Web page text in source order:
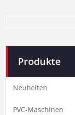
Produkte
Neuheiten
PVC-Maschinen